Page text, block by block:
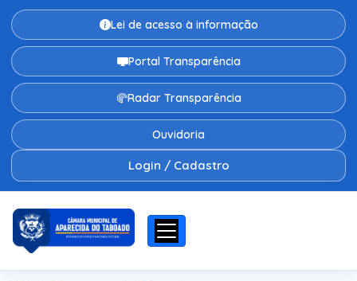
Lei de acesso à informação
Portal Transparência
Radar Transparência
Ouvidoria
Login / Cadastro